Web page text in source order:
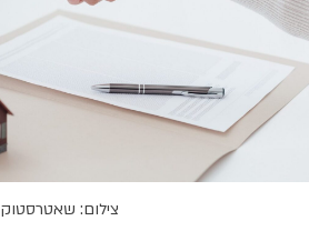
צילום: שאטרסטוק